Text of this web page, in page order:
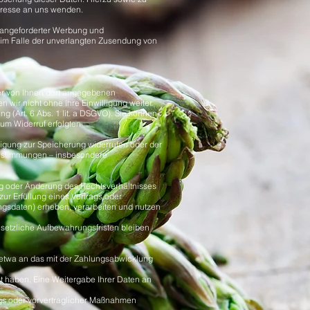
an uns wenden.
Werbung und
Falle der unverlangten Zusendung von
von Ihnen dort angegebenen
wir nicht ohne Ihre Einwilligung weiter.
(Art. 6 Abs. 1 lit. a DSGVO). Sie können
Widerruf erfolgten
zur Speicherung widerrufen oder der
– insbesondere
oder Änderung des Rechtsverhältnisses
Erfüllung eines Vertrags oder
erheben, verarbeiten und nutzen
Aufbewahrungsfristen bleiben
an das mit der Zahlungsabwicklung
Eine Weitergabe Ihrer Daten an
oder vorvertraglicher Maßnahmen